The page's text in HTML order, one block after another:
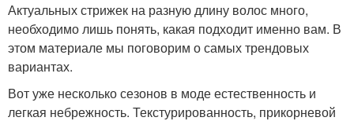
Актуальных стрижек на разную длину волос много,
необходимо лишь понять, какая подходит именно вам. В
этом материале мы поговорим о самых трендовых
вариантах.
Вот уже несколько сезонов в моде естественность и
легкая небрежность. Текстурированность, прикорневой